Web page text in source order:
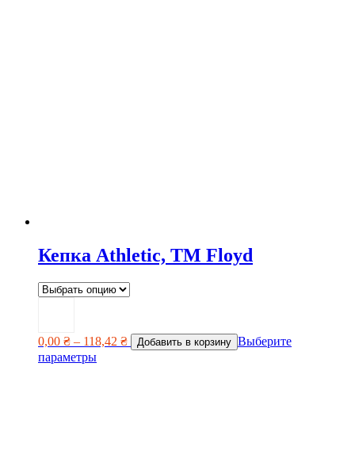
Кепка Athletic, TM Floyd
0,00 ₴ – 118,42 ₴ Добавить в корзину Выберите
параметры